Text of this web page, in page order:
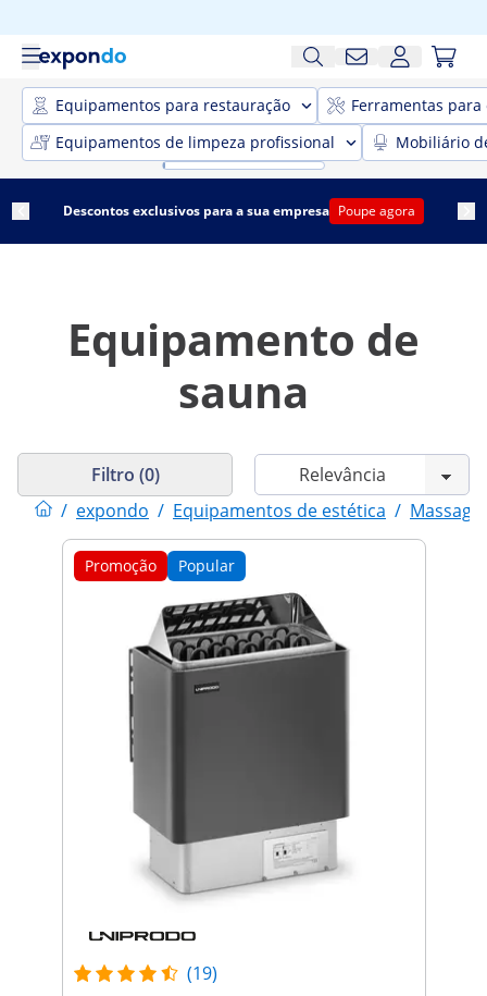
Equipamentos para restauração
Ferramentas para
Equipamentos de limpeza profissional
Mobiliário
Descontos exclusivos para a sua empresa Poupe agora
Equipamento de
sauna
/ expondo / Equipamentos de estética /
Filtro (0)
Promoção Popular
(19)